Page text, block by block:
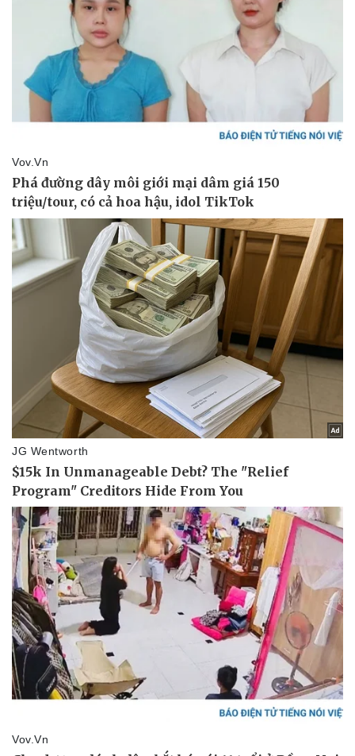
Pháp luật
Quân sự - Quốc phòng
Vũ khí